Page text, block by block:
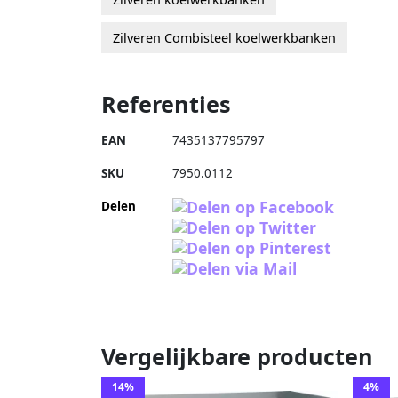
Zilveren Combisteel koelwerkbanken
Referenties
EAN 7435137795797
SKU 7950.0112
Delen
Vergelijkbare producten
14% 4%